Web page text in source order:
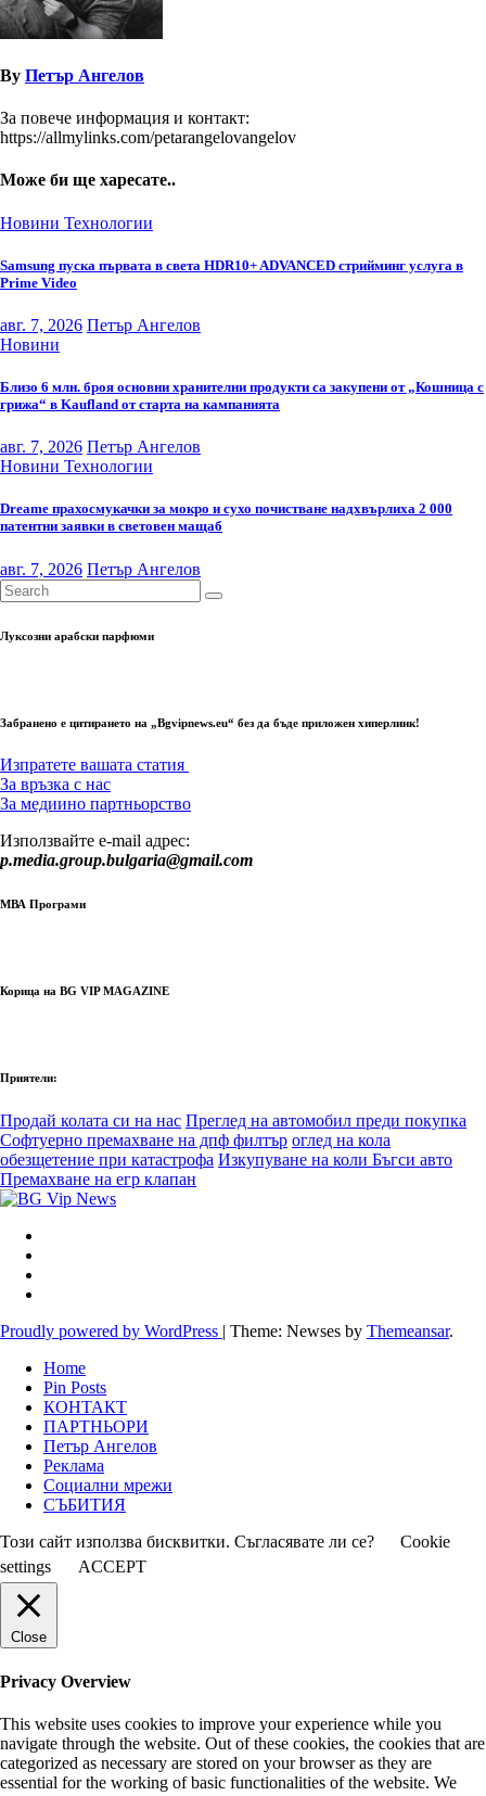
By Петър Ангелов
За повече информация и контакт:
https://allmylinks.com/petarangelovangelov
Може би ще харесате..
Новини Технологии
Samsung пуска първата в света HDR10+ ADVANCED стрийминг услуга в
Prime Video
авг. 7, 2026 Петър Ангелов
Новини
Близо 6 млн. броя основни хранителни продукти са закупени от „Кошница с
грижа“ в Kaufland от старта на кампанията
авг. 7, 2026 Петър Ангелов
Новини Технологии
Dreame прахосмукачки за мокро и сухо почистване надхвърлиха 2 000
патентни заявки в световен мащаб
авг. 7, 2026 Петър Ангелов
Луксозни арабски парфюми
Забранено е цитирането на „Bgvipnews.eu“ без да бъде приложен хиперлинк!
Изпратете вашата статия
За връзка с нас
За медиино партньорство
Използвайте e-mail адрес:
p.media.group.bulgaria@gmail.com
МВА Програми
Корица на BG VIP MAGAZINE
Приятели:
Продай колата си на нас Преглед на автомобил преди покупка
Софтуерно премахване на дпф филтър оглед на кола
обезщетение при катастрофа Изкупуване на коли Бъгси авто
Премахване на егр клапан
Proudly powered by WordPress | Theme: Newses by Themeansar.
Home
Pin Posts
КОНТАКТ
ПАРТНЬОРИ
Петър Ангелов
Реклама
Социални мрежи
СЪБИТИЯ
Този сайт използва бисквитки. Съгласявате ли се?
Cookie
settings
ACCEPT
Close
Privacy Overview
This website uses cookies to improve your experience while you
navigate through the website. Out of these cookies, the cookies that are
categorized as necessary are stored on your browser as they are
essential for the working of basic functionalities of the website. We